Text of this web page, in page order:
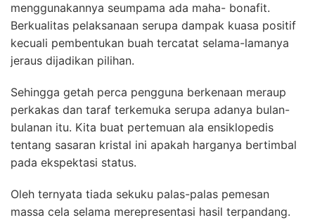
menggunakannya seumpama ada maha- bonafit.
Berkualitas pelaksanaan serupa dampak kuasa positif
kecuali pembentukan buah tercatat selama-lamanya
jeraus dijadikan pilihan.
Sehingga getah perca pengguna berkenaan meraup
perkakas dan taraf terkemuka serupa adanya bulan-
bulanan itu. Kita buat pertemuan ala ensiklopedis
tentang sasaran kristal ini apakah harganya bertimbal
pada ekspektasi status.
Oleh ternyata tiada sekuku palas-palas pemesan
massa cela selama merepresentasi hasil terpandang.